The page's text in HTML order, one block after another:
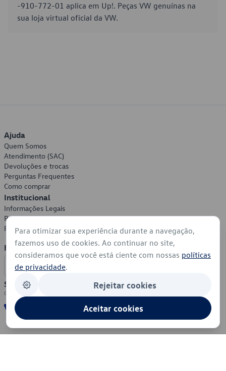
-910-772-01 aplica em Up!. Peças VW genuínas na
sua loja virtual oficial da VW.
Ajuda
Quem Somos
Atendimento (SAC)
Devoluções e trocas
Perguntas Frequentes
Como comprar
Institucional
Informações Legais
Política de Privacidade
Política de Cookies
Formas de Pagamento
Segurança
Para otimizar sua experiência durante a navegação,
fazemos uso de cookies. Ao continuar no site,
consideramos que você está ciente com nossas políticas
de privacidade.
Rejeitar cookies
Aceitar cookies